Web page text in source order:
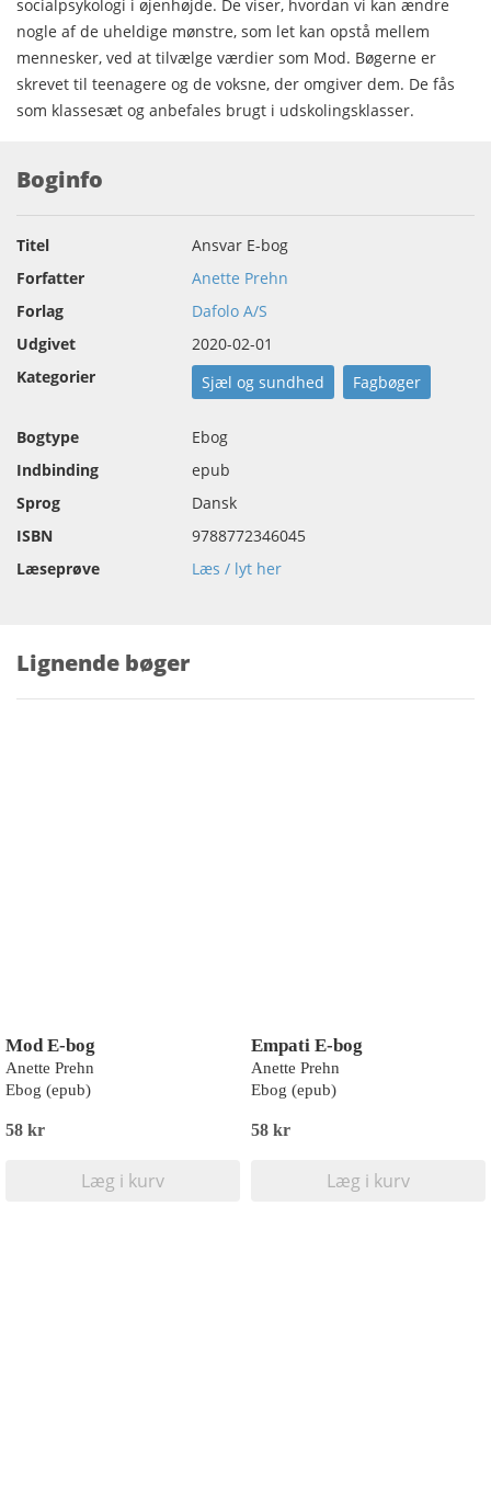
socialpsykologi i øjenhøjde. De viser, hvordan vi kan ændre
nogle af de uheldige mønstre, som let kan opstå mellem
mennesker, ved at tilvælge værdier som Mod. Bøgerne er
skrevet til teenagere og de voksne, der omgiver dem. De fås
som klassesæt og anbefales brugt i udskolingsklasser.
Boginfo
Titel
Ansvar E-bog
Forfatter
Anette Prehn
Forlag
Dafolo A/S
Udgivet
2020-02-01
Kategorier
Sjæl og sundhed Fagbøger
Bogtype
Ebog
Indbinding
epub
Sprog
Dansk
ISBN
9788772346045
Læseprøve
Læs / lyt her
Lignende bøger
Mod E-bog
Anette Prehn
Ebog (epub)
58 kr
Læg i kurv
Empati E-bog
Anette Prehn
Ebog (epub)
58 kr
Læg i kurv